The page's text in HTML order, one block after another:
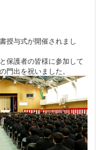
授与式が開催されまし
保護者の皆様に参加して
門出を祝いました。